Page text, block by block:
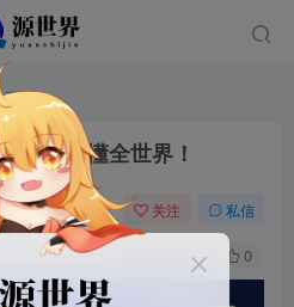
正文
60秒读懂全世界！
关注 私信
11 0